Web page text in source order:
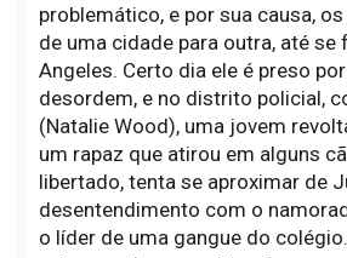
problemático, e por sua causa,
de uma cidade para outra, até se
Angeles. Certo dia ele é preso
desordem, e no distrito policial,
(Natalie Wood), uma jovem
um rapaz que atirou em alguns
libertado, tenta se aproximar de
desentendimento com o
o líder de uma gangue do